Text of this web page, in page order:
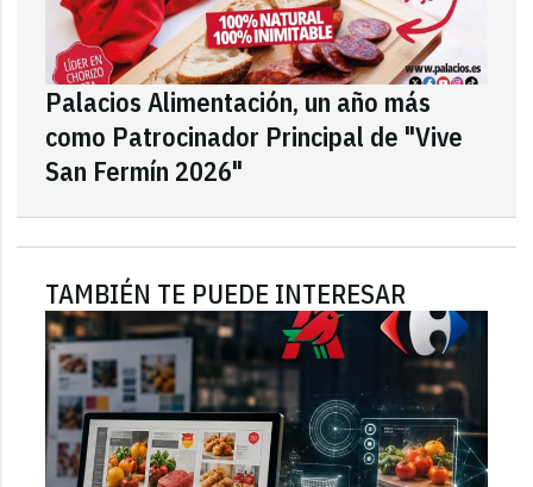
Palacios Alimentación, un año más
como Patrocinador Principal de "Vive
San Fermín 2026"
TAMBIÉN TE PUEDE INTERESAR